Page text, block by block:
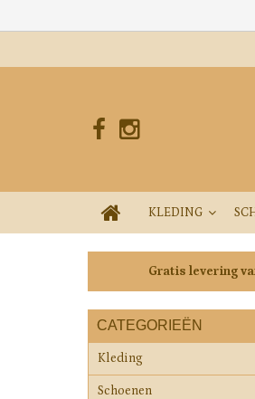
KLEDING
Gratis levering
CATEGORIEËN
Kleding
Schoenen